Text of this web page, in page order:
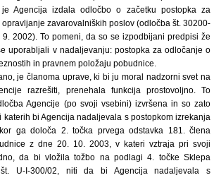
Agencija izdala odločbo o začetku postopka za
zavarovalniških poslov (odločba št. 30200-
2002). To pomeni, da so se izpodbijani predpisi že
uporabljali v nadaljevanju: postopka za odločanje o
in pravnem položaju pobudnice.
je članoma uprave, ki bi ju moral nadzorni svet na
razrešiti, prenehala funkcija prostovoljno. To
Agencije (po svoji vsebini) izvršena in so zato
bi Agencija nadaljevala s postopkom izrekanja
ga določa 2. točka prvega odstavka 181. člena
z dne 20. 10. 2003, v kateri vztraja pri svoji
da bi vložila tožbo na podlagi 4. točke Sklepa
št. U-I-300/02, niti da bi Agencija nadaljevala s